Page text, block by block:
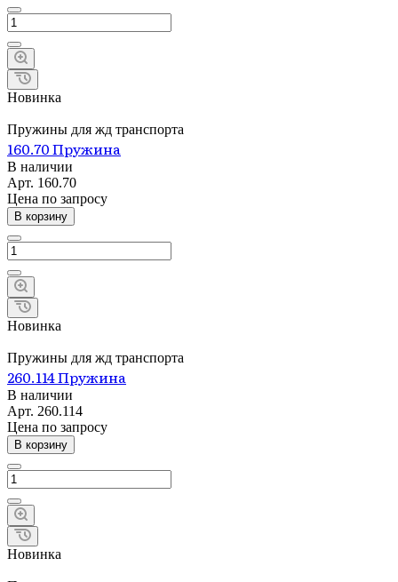
Новинка
Пружины для жд транспорта
160.70 Пружина
В наличии
Арт. 160.70
Цена по запросу
В корзину
Новинка
Пружины для жд транспорта
260.114 Пружина
В наличии
Арт. 260.114
Цена по запросу
В корзину
Новинка